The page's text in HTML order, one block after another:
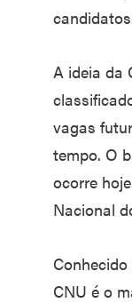
A ideia da
vagas
tempo. O
ocorre
Nacional
CNU é o